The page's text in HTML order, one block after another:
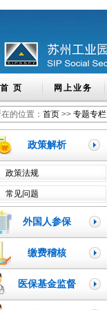
首 页 网上业务
的位置： 首页 >> 专题专栏
政策解析
政策法规
常见问题
外国人参保
缴费稽核
医保基金监督